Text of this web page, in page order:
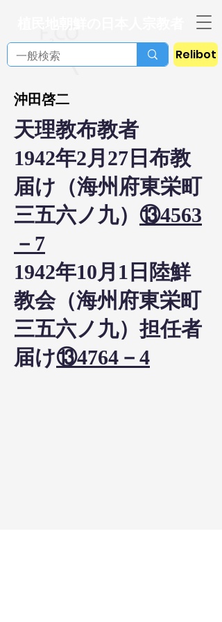
Relibot
沖田啓二
天理教布教者
1942年2月27日布教
届け（海州府東栄町
三五六ノ九） ⑬4563
－7
1942年10月1日陸鮮
教会（海州府東栄町
三五六ノ九）担任者
届け⑬4764－4